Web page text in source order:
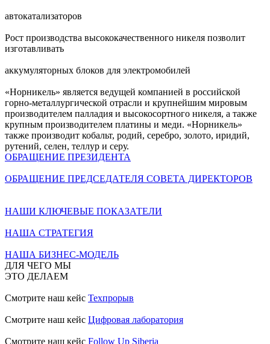
автокатализаторов
Рост производства высококачественного никеля позволит
изготавливать
аккумуляторных блоков для электромобилей
«Норникель» является ведущей компанией в российской
горно-металлургической отрасли и крупнейшим мировым
производителем палладия и высокосортного никеля, а также
крупным производителем платины и меди. «Норникель»
также производит кобальт, родий, серебро, золото, иридий,
рутений, селен, теллур и серу.
ОБРАЩЕНИЕ ПРЕЗИДЕНТА
ОБРАЩЕНИЕ ПРЕДСЕДАТЕЛЯ СОВЕТА ДИРЕКТОРОВ
НАШИ КЛЮЧЕВЫЕ ПОКАЗАТЕЛИ
НАША СТРАТЕГИЯ
НАША БИЗНЕС-МОДЕЛЬ
ДЛЯ ЧЕГО МЫ
ЭТО ДЕЛАЕМ
Смотрите наш кейс Техпрорыв
Смотрите наш кейс Цифровая лаборатория
Смотрите наш кейс Follow Up Siberia